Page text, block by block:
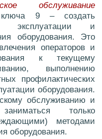
обслуживание
9 – создать
эксплуатации и
оборудования. Это
операторов и
к текущему
выполнению
профилактических
оборудования.
обслуживанию и
только
методами
оборудования.